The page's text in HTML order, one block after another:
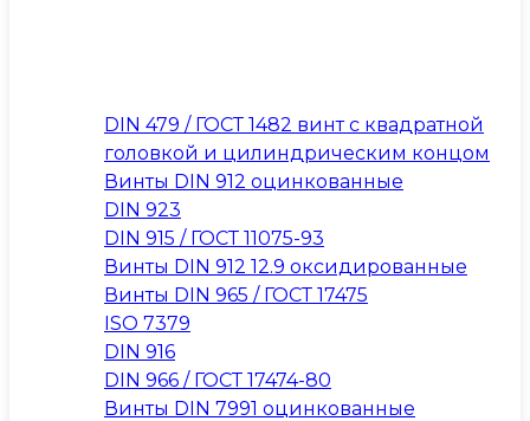
DIN 479 / ГОСТ 1482 винт с квадратной
головкой и цилиндрическим концом
Винты DIN 912 оцинкованные
DIN 923
DIN 915 / ГОСТ 11075-93
Винты DIN 912 12.9 оксидированные
Винты DIN 965 / ГОСТ 17475
ISO 7379
DIN 916
DIN 966 / ГОСТ 17474-80
Винты DIN 7991 оцинкованные